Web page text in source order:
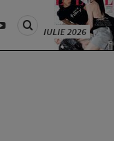
IULIE 2026